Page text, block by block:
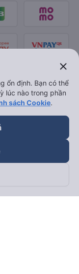
close
ổn định. Bạn có thể
lúc nào trong phần
sách Cookie.